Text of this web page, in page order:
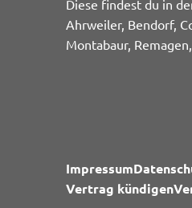
Diese findest du in
Ahrweiler, Bendorf,
Montabaur,
Impressum
Vertrag kündigen